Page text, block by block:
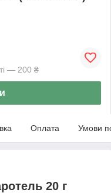
— 200 ₴
Оплата Умови
20 г